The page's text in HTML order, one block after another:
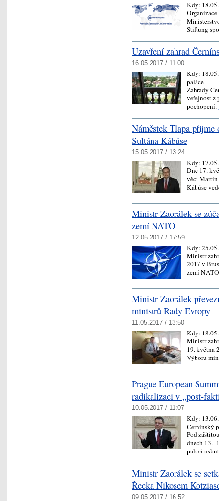
Kdy:
Organizace
Stiftung
Uzavření zahrad
16.05.2017 / 11:00
Kdy:
paláce
Zahrady
veřejnost z
pochopení.
Náměstek Tlapa přijme
Sultána Kábúse
15.05.2017 / 13:24
Kdy:
Dne 17.
věcí Martin
Kábúse
Ministr Zaorálek se
zemí NATO
12.05.2017 / 17:59
Kdy:
Ministr
2017 v
zemí
Ministr Zaorálek
ministrů Rady Evropy
11.05.2017 / 13:50
Kdy:
Ministr
19. května
Výboru
Prague European
radikalizaci v „post-
10.05.2017 / 11:07
Kdy:
Černínský
Pod
dnech
paláci
Ministr Zaorálek se
Řecka Nikosem
09.05.2017 / 16:52